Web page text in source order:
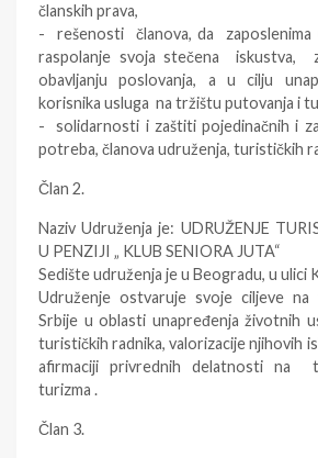
članskih prava,
- rešenosti članova, da zaposlenima
raspolanje svoja stečena iskustva,
obavljanju poslovanja, a u cilju
korisnika usluga na tržištu putovanja i
- solidarnosti i zaštiti pojedinačnih i
potreba, članova udruženja, turističkih
Član 2.
Naziv Udruženja je: UDRUŽENJE
U PENZIJI „ KLUB SENIORA JUTA“
Sedište udruženja je u Beogradu, u ulici
Udruženje ostvaruje svoje ciljeve
Srbije u oblasti unapređenja životnih
turističkih radnika, valorizacije njihovih
afirmaciji privrednih delatnosti na
turizma .
Član 3.